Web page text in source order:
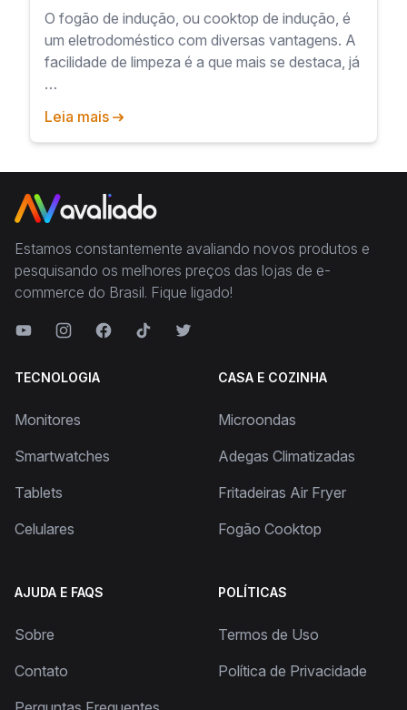
O fogão de indução, ou cooktop de indução, é
um eletrodoméstico com diversas vantagens. A
facilidade de limpeza é a que mais se destaca, já
…
Leia mais
Estamos constantemente avaliando novos produtos e
pesquisando os melhores preços das lojas de e-
commerce do Brasil. Fique ligado!
TECNOLOGIA
Monitores
Smartwatches
Tablets
Celulares
CASA E COZINHA
Microondas
Adegas Climatizadas
Fritadeiras Air Fryer
Fogão Cooktop
AJUDA E FAQS
Sobre
Contato
POLÍTICAS
Termos de Uso
Política de Privacidade